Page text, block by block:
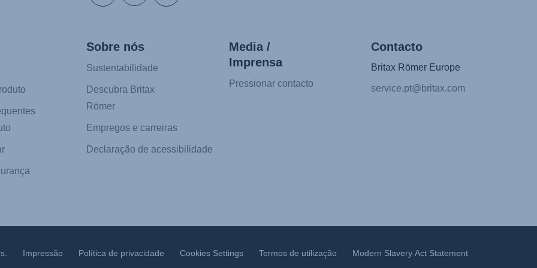
Sobre nós
Sustentabilidade
Descubra Britax
Römer
Empregos e carreiras
Declaração de acessibilidade
Media /
Imprensa
Pressionar contacto
Contacto
Britax Römer Europe
service.pt@britax.com
Impressão Política de privacidade Cookies Settings Termos de utilização Modern Slavery Act Statement